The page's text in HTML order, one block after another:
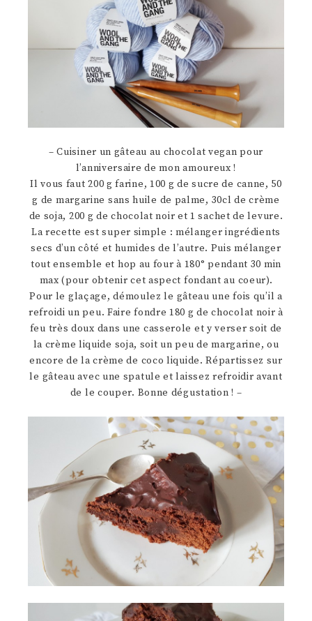
– Cuisiner un gâteau au chocolat vegan pour
l’anniversaire de mon amoureux !
Il vous faut 200 g farine, 100 g de sucre de canne, 50
g de margarine sans huile de palme, 30cl de crème
de soja, 200 g de chocolat noir et 1 sachet de levure.
La recette est super simple : mélanger ingrédients
secs d’un côté et humides de l’autre. Puis mélanger
tout ensemble et hop au four à 180° pendant 30 min
max (pour obtenir cet aspect fondant au coeur).
Pour le glaçage, démoulez le gâteau une fois qu’il a
refroidi un peu. Faire fondre 180 g de chocolat noir à
feu très doux dans une casserole et y verser soit de
la crème liquide soja, soit un peu de margarine, ou
encore de la crème de coco liquide. Répartissez sur
le gâteau avec une spatule et laissez refroidir avant
de le couper. Bonne dégustation ! –